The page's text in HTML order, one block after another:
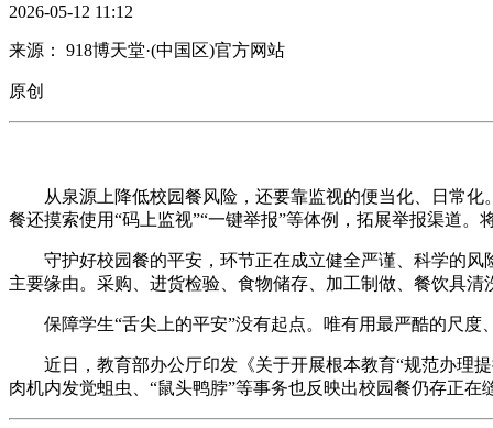
2026-05-12 11:12
来源： 918博天堂·(中国区)官方网站
原创
从泉源上降低校园餐风险，还要靠监视的便当化、日常化
餐还摸索使用“码上监视”“一键举报”等体例，拓展举报渠道
守护好校园餐的平安，环节正在成立健全严谨、科学的风
主要缘由。采购、进货检验、食物储存、加工制做、餐饮具
保障学生“舌尖上的平安”没有起点。唯有用最严酷的尺度
近日，教育部办公厅印发《关于开展根本教育“规范办理提
肉机内发觉蛆虫、“鼠头鸭脖”等事务也反映出校园餐仍存正